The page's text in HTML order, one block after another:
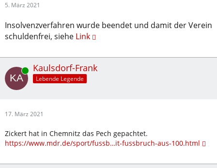
5. März 2021
Insolvenzverfahren wurde beendet und damit der Verein
schuldenfrei, siehe Link
Online Kaulsdorf-Frank
Lebende Legende
17. März 2021
Zickert hat in Chemnitz das Pech gepachtet.
https://www.mdr.de/sport/fussb…it-fussbruch-aus-100.html